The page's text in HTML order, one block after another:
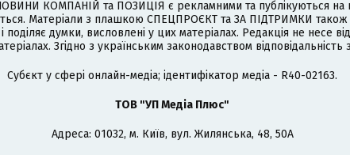
КОМПАНІЙ та ПОЗИЦІЯ є рекламними та публікуються на
Матеріали з плашкою СПЕЦПРОЄКТ та ЗА ПІДТРИМКИ
поділяє думки, висловлені у цих матеріалах. Редакція не несе
Згідно з українським законодавством
Cубєкт у сфері онлайн-медіа; ідентифікатор медіа - R40-02163.
ТОВ "УП Медіа Плюс"
Адреса: 01032, м. Київ, вул. Жилянська, 48, 50А